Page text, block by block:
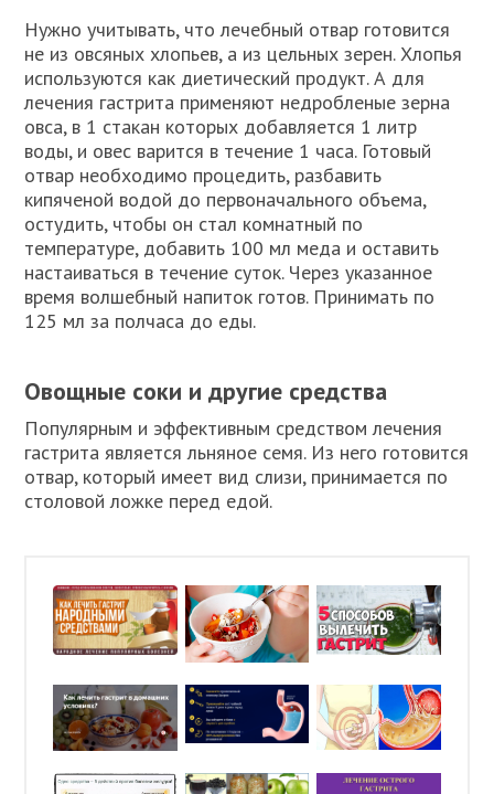
Нужно учитывать, что лечебный отвар готовится
не из овсяных хлопьев, а из цельных зерен. Хлопья
используются как диетический продукт. А для
лечения гастрита применяют недробленые зерна
овса, в 1 стакан которых добавляется 1 литр
воды, и овес варится в течение 1 часа. Готовый
отвар необходимо процедить, разбавить
кипяченой водой до первоначального объема,
остудить, чтобы он стал комнатный по
температуре, добавить 100 мл меда и оставить
настаиваться в течение суток. Через указанное
время волшебный напиток готов. Принимать по
125 мл за полчаса до еды.
Овощные соки и другие средства
Популярным и эффективным средством лечения
гастрита является льняное семя. Из него готовится
отвар, который имеет вид слизи, принимается по
столовой ложке перед едой.